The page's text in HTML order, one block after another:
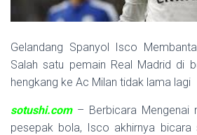
Gelandang Spanyol Isco
Salah satu pemain Real Madrid di
hengkang ke Ac Milan tidak lama lagi
sotushi.com – Berbicara Mengenai
pesepak bola, Isco akhirnya bicara